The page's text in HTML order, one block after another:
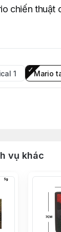
chiến thuật
1 Mario
vụ khác